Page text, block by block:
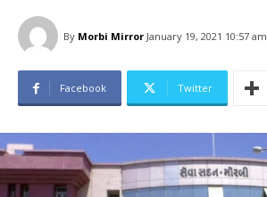
By Morbi Mirror January 19, 2021 10:57 am
Facebook Twitter